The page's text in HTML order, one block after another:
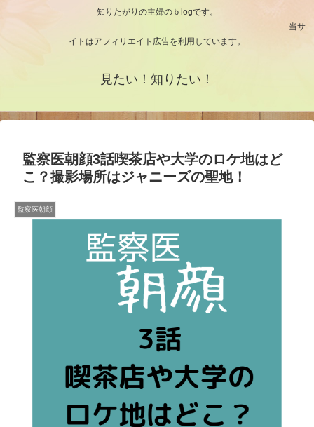
知りたがりの主婦のｂlogです。
当サ
イトはアフィリエイト広告を利用しています。
見たい！知りたい！
監察医朝顔3話喫茶店や大学のロケ地はど
こ？撮影場所はジャニーズの聖地！
監察医朝顔